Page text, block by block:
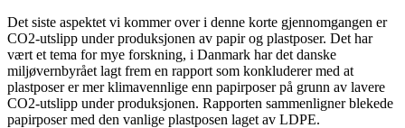
Det siste aspektet vi kommer over i denne korte gjennomgangen er
CO2-utslipp under produksjonen av papir og plastposer. Det har
vært et tema for mye forskning, i Danmark har det danske
miljøvernbyrået lagt frem en rapport som konkluderer med at
plastposer er mer klimavennlige enn papirposer på grunn av lavere
CO2-utslipp under produksjonen. Rapporten sammenligner blekede
papirposer med den vanlige plastposen laget av LDPE.